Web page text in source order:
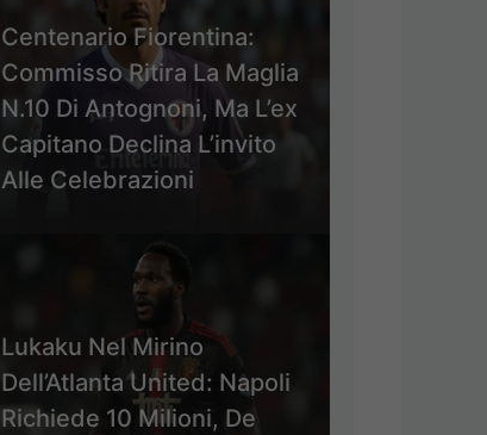
Centenario Fiorentina:
Commisso Ritira La Maglia
N.10 Di Antognoni, Ma L’ex
Capitano Declina L’invito
Alle Celebrazioni
Lukaku Nel Mirino
Dell’Atlanta United: Napoli
Richiede 10 Milioni, De